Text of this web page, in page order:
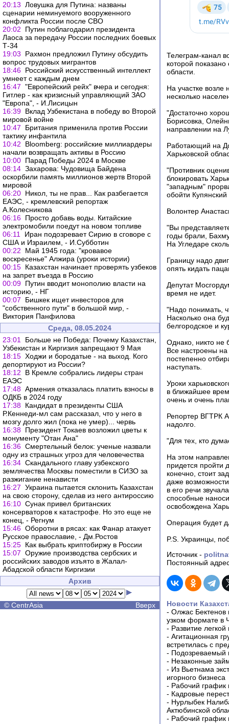
20:13 Ловушка для Путина: названы
сценарии неминуемого вооруженного
конфликта России после СВО
20:02
Путин поблагодарил президента
Лаоса за передачу России последних боевых
Т-34
19:03
Рахмон предложил Путину обсудить
вопрос трудовых мигрантов
18:46 Российский искусственный интеллект
умнеет с каждым днем
16:47 "Европейский рейх" вчера и сегодня:
Гитлер - как кризисный управляющий ЗАО
"Европа", - И.Лисицын
16:39 Вклад Узбекистана в победу во Второй
мировой войне
10:47
Британия применила против России
тактику инфантила
10:42
Bloomberg: российские миллиардеры
начали возвращать активы в Россию
10:00 Парад Победы 2024 в Москве
08:14 Захарова: Чудовища Байдена
оскорбили память миллионов жертв Второй
мировой
06:20 Никол, ты не прав... Как разбегается
ЕАЭС, - кремлевский репортаж
А.Колесникова
06:16 Просто добавь воды. Китайские
электромобили поедут на новом топливе
06:11
Иран подозревает Сирию в сговоре с
США и Израилем, - И.Субботин
00:22
Май 1945 года: "кровавое
воскресенье" Алжира (уроки истории)
00:15 Казахстан начинает проверять узбеков
на запрет въезда в Россию
00:09 Путин вводит монополию власти на
историю, - НГ
00:07
Бишкек ищет инвесторов для
"собственного пути" в большой мир, -
Виктория Панфилова
Среда, 08.05.2024
23:01
Больше не Победа: Почему Казахстан,
Узбекистан и Киргизия запрещают 9 Мая
18:15 Ходжи и бородатые - на выход. Кого
депортируют из России?
18:12
В Кремле собрались лидеры стран
ЕАЭС
17:48 Армения отказалась платить взносы в
ОДКБ в 2024 году
17:38 Кандидат в президенты США
Р.Кеннеди-мл сам рассказал, что у него в
мозгу долго жил (пока не умер)... червь
16:38 Президент Токаев возложил цветы к
монументу "Отан Ана"
16:36 Смертельный белок: ученые назвали
одну из страшных угроз для человечества
16:34 Скандального главу узбекского
землячества Москвы поместили в СИЗО за
разжигание ненависти
16:27 Украина пытается склонить Казахстан
на свою сторону, сделав из него антироссию
16:10 Сунак привел британских
консерваторов к катастрофе. Но это еще не
конец, - Регнум
15:46 Оборотни в рясах: как Фанар атакует
Русское православие, - Дм.Ростов
15:25 Как выбрать криптобиржу в России
15:07 Оружие производства сербских и
российских заводов изъято в Жалал-
Абадской области Киргизии
Архив
© CentrAsia Вверх
Телеграм-канал
которой
области.
На участке возле
несколько
"Достаточно
Борисовка,
направлении на
Работающий на
Харьковской
"Противник
блокировать
"западным"
обойти
Волонтер
"Вы
годы брали,
На Угледаре
Границу надо
опять кидать
Депутат
время не идет.
"Надо понимать,
Насколько она
белгородское и
Однако, никто не
Все настроены
постепенно
наступать.
Уроки
в ближайшее
очень и очень
Репортер ВГТРК
надолго.
"Для тех, кто
На этом
придется пройти
конечно, стоит
даже
в его речи
способные
освобождена
Операция будет
P.S. Украинцы,
Источник -
Постоянный
Новости
- Олжас Бектенов
узком формате в
- Развитие
- Агитационная
встретилась с
- Подозреваемый
- Незаконные
- Из Вьетнама
игорного бизнеса
- Рабочий график
- Кадровые
- Нурлыбек
Актюбинской
- Рабочий график